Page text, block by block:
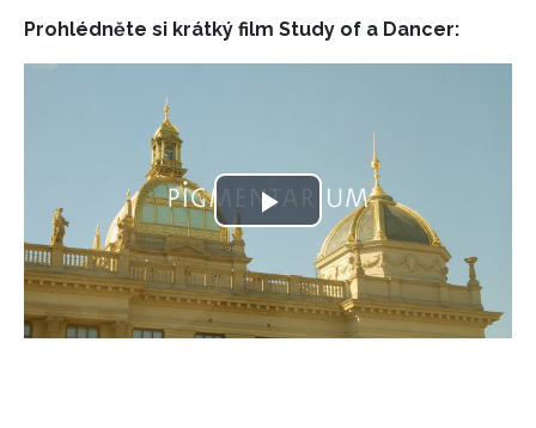
Prohlédněte si krátký film Study of a Dancer:
Play
Video